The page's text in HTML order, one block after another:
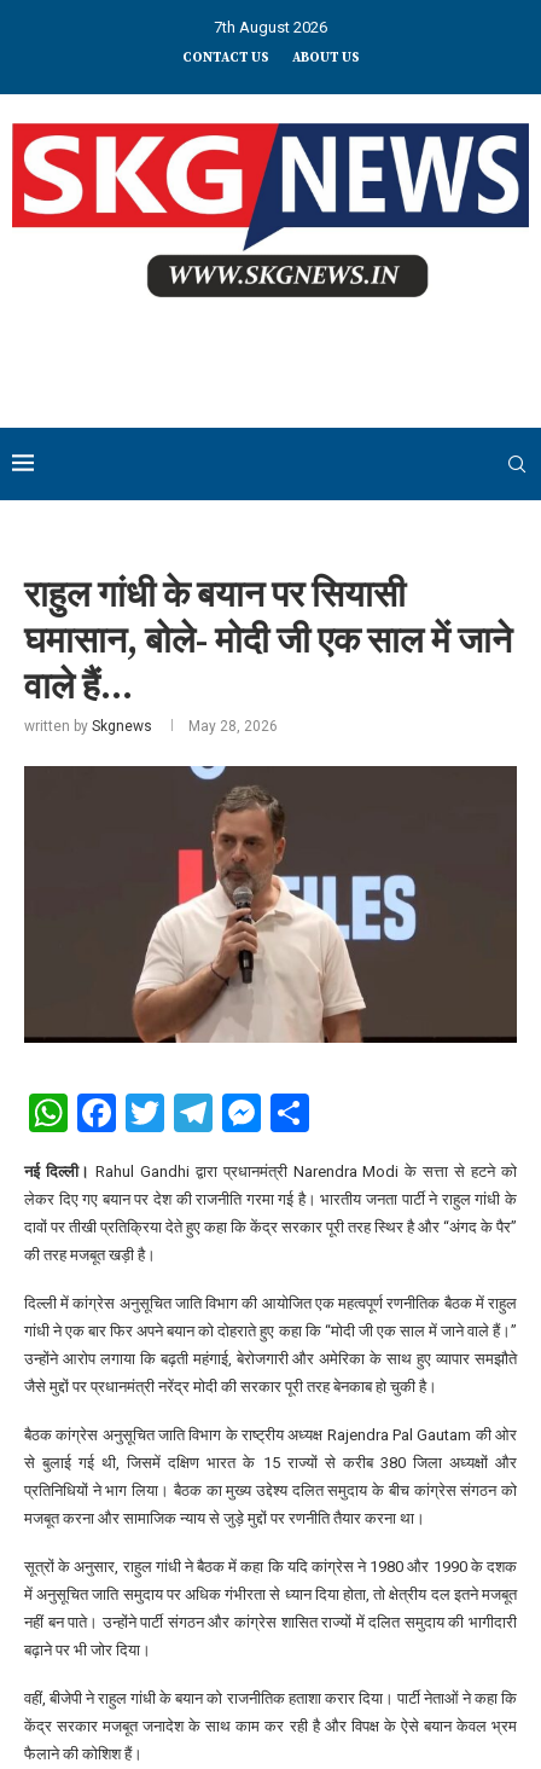
7th August 2026
CONTACT US ABOUT US
राहुल गांधी के बयान पर सियासी
घमासान, बोले- मोदी जी एक साल में जाने
वाले हैं…
written by Skgnews May 28, 2026
WhatsApp
Facebook
Twitter
Telegram
Messenger
नई दिल्ली। Rahul Gandhi द्वारा प्रधानमंत्री Narendra Modi के सत्ता से हटने को
लेकर दिए गए बयान पर देश की राजनीति गरमा गई है। भारतीय जनता पार्टी ने राहुल गांधी के
दावों पर तीखी प्रतिक्रिया देते हुए कहा कि केंद्र सरकार पूरी तरह स्थिर है और “अंगद के पैर”
की तरह मजबूत खड़ी है।
दिल्ली में कांग्रेस अनुसूचित जाति विभाग की आयोजित एक महत्वपूर्ण रणनीतिक बैठक में राहुल
गांधी ने एक बार फिर अपने बयान को दोहराते हुए कहा कि “मोदी जी एक साल में जाने वाले हैं।”
उन्होंने आरोप लगाया कि बढ़ती महंगाई, बेरोजगारी और अमेरिका के साथ हुए व्यापार समझौते
जैसे मुद्दों पर प्रधानमंत्री नरेंद्र मोदी की सरकार पूरी तरह बेनकाब हो चुकी है।
बैठक कांग्रेस अनुसूचित जाति विभाग के राष्ट्रीय अध्यक्ष Rajendra Pal Gautam की ओर
से बुलाई गई थी, जिसमें दक्षिण भारत के 15 राज्यों से करीब 380 जिला अध्यक्षों और
प्रतिनिधियों ने भाग लिया। बैठक का मुख्य उद्देश्य दलित समुदाय के बीच कांग्रेस संगठन को
मजबूत करना और सामाजिक न्याय से जुड़े मुद्दों पर रणनीति तैयार करना था।
सूत्रों के अनुसार, राहुल गांधी ने बैठक में कहा कि यदि कांग्रेस ने 1980 और 1990 के दशक
में अनुसूचित जाति समुदाय पर अधिक गंभीरता से ध्यान दिया होता, तो क्षेत्रीय दल इतने मजबूत
नहीं बन पाते। उन्होंने पार्टी संगठन और कांग्रेस शासित राज्यों में दलित समुदाय की भागीदारी
बढ़ाने पर भी जोर दिया।
वहीं, बीजेपी ने राहुल गांधी के बयान को राजनीतिक हताशा करार दिया। पार्टी नेताओं ने कहा कि
केंद्र सरकार मजबूत जनादेश के साथ काम कर रही है और विपक्ष के ऐसे बयान केवल भ्रम
फैलाने की कोशिश हैं।